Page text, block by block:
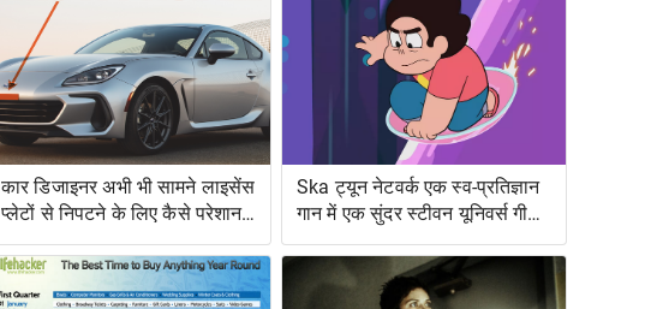
छोड़कर
कार डिजाइनर अभी भी सामने लाइसेंस
प्लेटों से निपटने के लिए कैसे परेशान
हैं
Ska ट्यून नेटवर्क एक स्व-प्रतिज्ञान
गान में एक सुंदर स्टीवन यूनिवर्स गीत
को बदल देता है